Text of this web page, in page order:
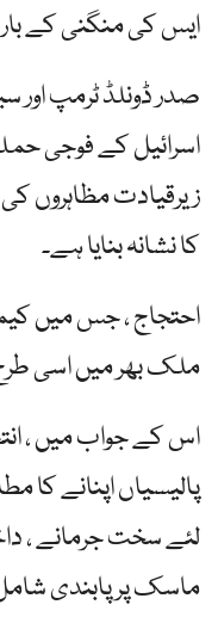
ایس کی منگنی کے
صدر ڈونلڈ ٹرمپ اور
اسرائیل کے فوجی
زیرقیادت مظاہروں کی
کا نشانہ بنایا ہے۔
احتجاج ، جس میں
ملک بھر میں اسی
اس کے جواب میں ،
پالیسیاں اپنانے کا
لئے سخت جرمانے ،
ماسک پر پابندی